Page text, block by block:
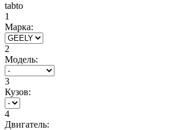
tabto
1
Марка:
2
Модель:
3
Кузов:
4
Двигатель: